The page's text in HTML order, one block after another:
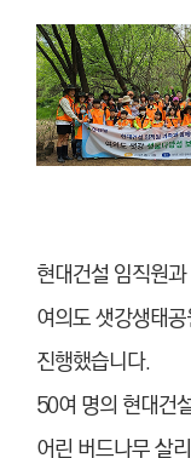
현대건설 임직원
여의도 샛강생태
진행했습니다.
50여 명의 현대건
어린 버드나무 살